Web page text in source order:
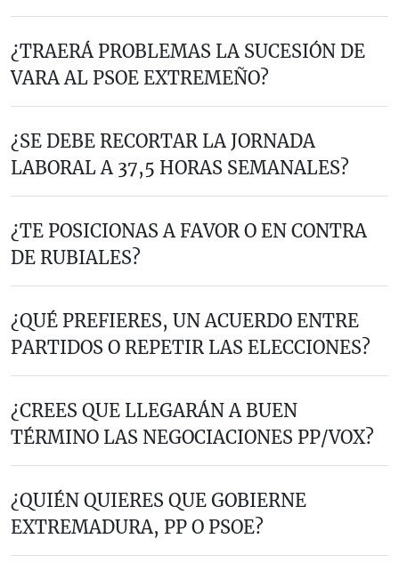
¿TRAERÁ PROBLEMAS LA SUCESIÓN DE
VARA AL PSOE EXTREMEÑO?
¿SE DEBE RECORTAR LA JORNADA
LABORAL A 37,5 HORAS SEMANALES?
¿TE POSICIONAS A FAVOR O EN CONTRA
DE RUBIALES?
¿QUÉ PREFIERES, UN ACUERDO ENTRE
PARTIDOS O REPETIR LAS ELECCIONES?
¿CREES QUE LLEGARÁN A BUEN
TÉRMINO LAS NEGOCIACIONES PP/VOX?
¿QUIÉN QUIERES QUE GOBIERNE
EXTREMADURA, PP O PSOE?